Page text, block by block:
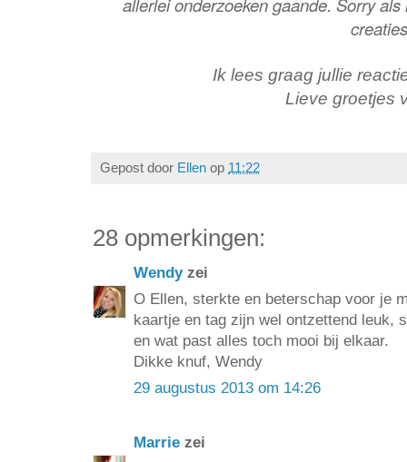
Ik lees graag jullie
Lieve groetjes
Gepost door Ellen op 11:22
28 opmerkingen:
Wendy zei
O Ellen, sterkte en beterschap voor je
kaartje en tag zijn wel ontzettend leuk,
en wat past alles toch mooi bij elkaar.
Dikke knuf, Wendy
29 augustus 2013 om 14:26
Marrie zei